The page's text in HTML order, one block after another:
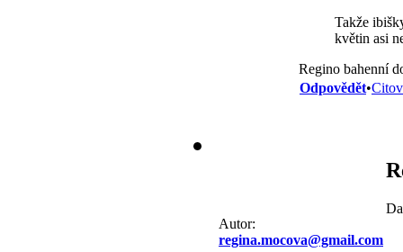
Takže
květin asi
Regino bahenní
Odpovědět•
Autor:
regina.mocova@gmail.com